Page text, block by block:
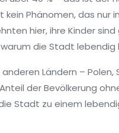
kein Phänomen, das
hier, ihre Kinder
die Stadt lebendig
Ländern –
der Bevölkerung
Stadt zu einem